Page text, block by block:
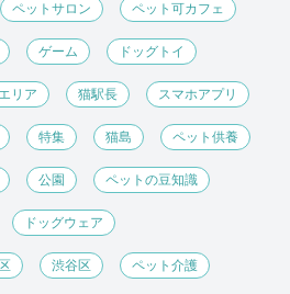
ペットサロン ペット可カフェ
ゲーム ドッグトイ
リア 猫駅長 スマホアプリ
特集 猫島 ペット供養
公園 ペットの豆知識
ドッグウェア
渋谷区 ペット介護